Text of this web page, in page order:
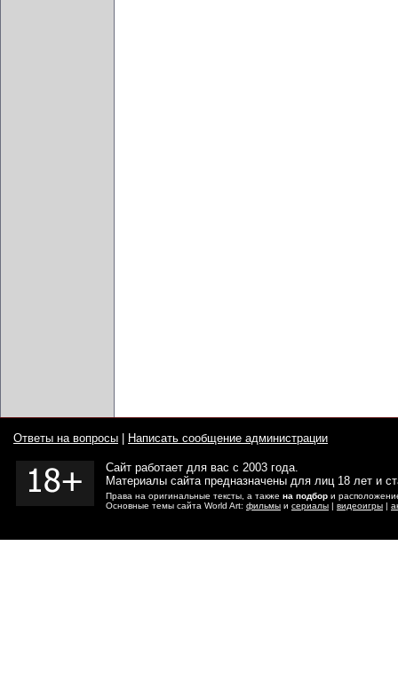
Ответы на вопросы Написать сообщение администрации
Сайт работает для вас с 2003 года.
Материалы сайта предназначены для лиц 18 лет и
Права на оригинальные тексты, а также на подбор и
Основные темы сайта World Art: фильмы и сериалы | видеоигры |